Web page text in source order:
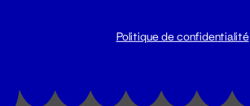
Politique de confidentialité